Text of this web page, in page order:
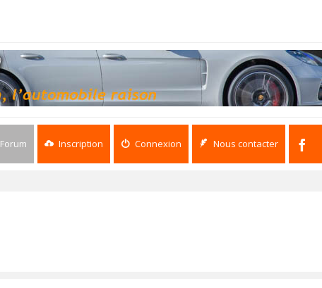
Forum Inscription Connexion Nous contacter